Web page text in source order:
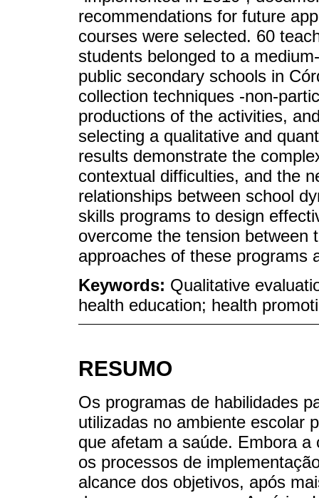
recommendations for future
courses were selected. 60
students belonged to a
public secondary schools in
collection techniques -non-
productions of the activities,
selecting a qualitative and
results demonstrate the
contextual difficulties, and the
relationships between school
skills programs to design
overcome the tension between
approaches of these programs
Keywords: Qualitative
health education; health
RESUMO
Os programas de habilidades
utilizadas no ambiente escolar
que afetam a saúde. Embora
os processos de
alcance dos objetivos, após